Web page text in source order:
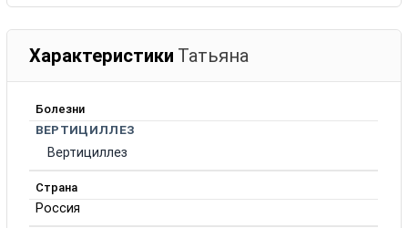
Характеристики Татьяна
Болезни
ВЕРТИЦИЛЛЕЗ
Вертициллез
Страна
Россия